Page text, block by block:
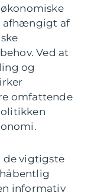
afhængigt af
Ved at
og
omfattende
de vigtigste
informativ